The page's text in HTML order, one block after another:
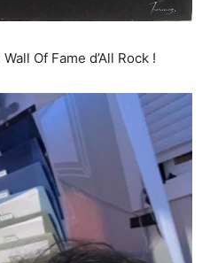
Of Fame d’All Rock !